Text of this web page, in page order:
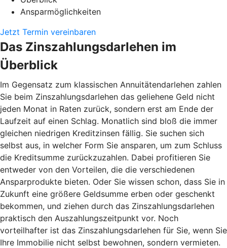
Ansparmöglichkeiten
Jetzt Termin vereinbaren
Das Zinszahlungsdarlehen im
Überblick
Im Gegensatz zum klassischen Annuitätendarlehen zahlen
Sie beim Zinszahlungsdarlehen das geliehene Geld nicht
jeden Monat in Raten zurück, sondern erst am Ende der
Laufzeit auf einen Schlag. Monatlich sind bloß die immer
gleichen niedrigen Kreditzinsen fällig. Sie suchen sich
selbst aus, in welcher Form Sie ansparen, um zum Schluss
die Kreditsumme zurückzuzahlen. Dabei profitieren Sie
entweder von den Vorteilen, die die verschiedenen
Ansparprodukte bieten. Oder Sie wissen schon, dass Sie in
Zukunft eine größere Geldsumme erben oder geschenkt
bekommen, und ziehen durch das Zinszahlungsdarlehen
praktisch den Auszahlungszeitpunkt vor. Noch
vorteilhafter ist das Zinszahlungsdarlehen für Sie, wenn Sie
Ihre Immobilie nicht selbst bewohnen, sondern vermieten.